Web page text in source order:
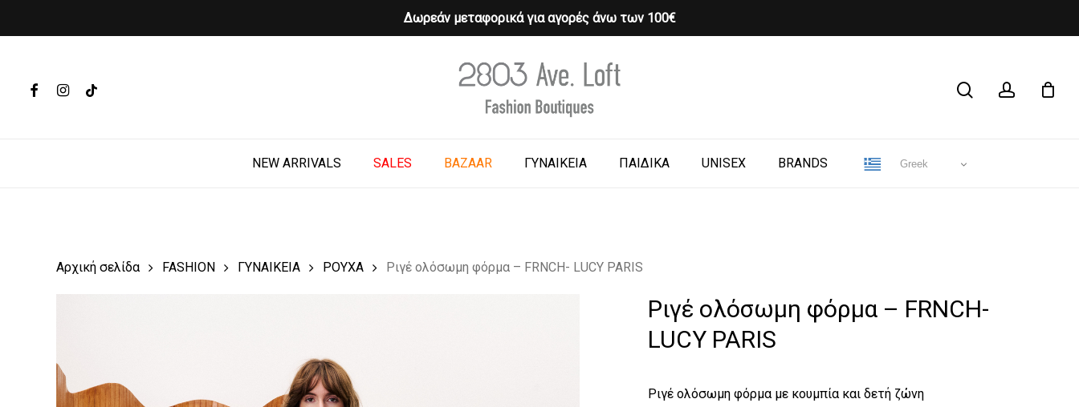
Δωρεάν μεταφορικά για αγορές άνω των 100€
Hit enter to search or ESC to close
FACEBOOKINSTAGRAM
TIKTOK
NEW ARRIVALS SALES BAZAAR ΓΥΝΑΙΚΕΙΑ ΠΑΙΔΙΚΑ UNISEX BRANDS Greek
Cart CLOSE
Αρχική σελίδα FASHION ΓΥΝΑΙΚΕΙΑ ΡΟΥΧΑ Ριγέ ολόσωμη φόρμα – FRNCH- LUCY PARIS
Ριγέ ολόσωμη φόρμα – FRNCH-
LUCY PARIS
Ριγέ ολόσωμη φόρμα με κουμπία και δετή ζώνη